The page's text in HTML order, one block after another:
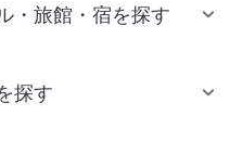
・旅館・宿を探す
探す